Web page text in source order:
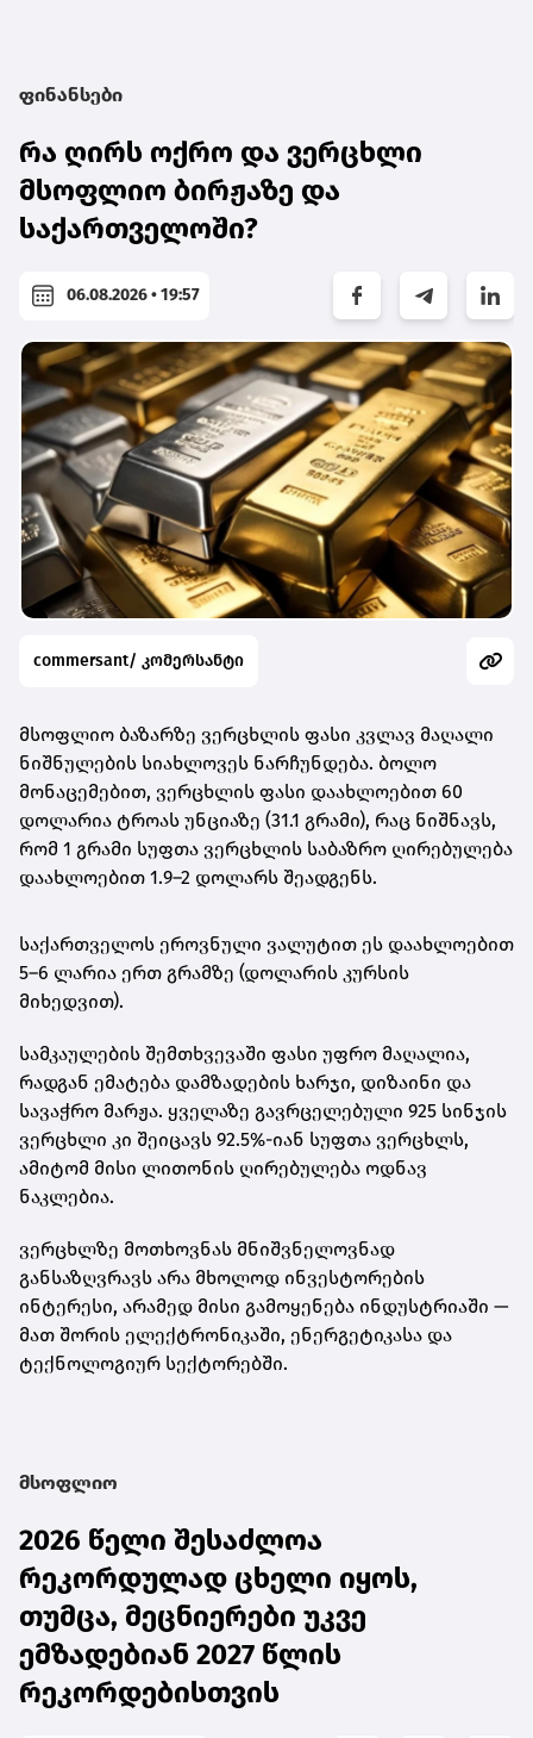
ფინანსები
რა ღირს ოქრო და ვერცხლი
მსოფლიო ბირჟაზე და
საქართველოში?
06.08.2026 • 19:57
commersant/ კომერსანტი
მსოფლიო ბაზარზე ვერცხლის ფასი კვლავ მაღალი
ნიშნულების სიახლოვეს ნარჩუნდება. ბოლო
მონაცემებით, ვერცხლის ფასი დაახლოებით 60
დოლარია ტროას უნციაზე (31.1 გრამი), რაც ნიშნავს,
რომ 1 გრამი სუფთა ვერცხლის საბაზრო ღირებულება
დაახლოებით 1.9–2 დოლარს შეადგენს.
საქართველოს ეროვნული ვალუტით ეს დაახლოებით
5–6 ლარია ერთ გრამზე (დოლარის კურსის
მიხედვით).
სამკაულების შემთხვევაში ფასი უფრო მაღალია,
რადგან ემატება დამზადების ხარჯი, დიზაინი და
სავაჭრო მარჟა. ყველაზე გავრცელებული 925 სინჯის
ვერცხლი კი შეიცავს 92.5%-იან სუფთა ვერცხლს,
ამიტომ მისი ლითონის ღირებულება ოდნავ
ნაკლებია.
ვერცხლზე მოთხოვნას მნიშვნელოვნად
განსაზღვრავს არა მხოლოდ ინვესტორების
ინტერესი, არამედ მისი გამოყენება ინდუსტრიაში —
მათ შორის ელექტრონიკაში, ენერგეტიკასა და
ტექნოლოგიურ სექტორებში.
მსოფლიო
2026 წელი შესაძლოა
რეკორდულად ცხელი იყოს,
თუმცა, მეცნიერები უკვე
ემზადებიან 2027 წლის
რეკორდებისთვის